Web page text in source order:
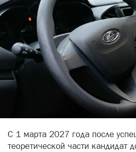
С 1 марта 2027 года после
теоретической части кандидат